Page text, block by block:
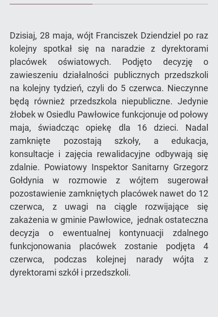
Dzisiaj, 28 maja, wójt Franciszek Dziendziel po raz
kolejny spotkał się na naradzie z dyrektorami
placówek oświatowych. Podjęto decyzję o
zawieszeniu działalności publicznych przedszkoli
na kolejny tydzień, czyli do 5 czerwca. Nieczynne
będą również przedszkola niepubliczne. Jedynie
żłobek w Osiedlu Pawłowice funkcjonuje od połowy
maja, świadcząc opiekę dla 16 dzieci. Nadal
zamknięte pozostają szkoły, a edukacja,
konsultacje i zajęcia rewalidacyjne odbywają się
zdalnie. Powiatowy Inspektor Sanitarny Grzegorz
Gołdynia w rozmowie z wójtem sugerował
pozostawienie zamkniętych placówek nawet do 12
czerwca, z uwagi na ciągle rozwijające się
zakażenia w gminie Pawłowice, jednak ostateczna
decyzja o ewentualnej kontynuacji zdalnego
funkcjonowania placówek zostanie podjęta 4
czerwca, podczas kolejnej narady wójta z
dyrektorami szkół i przedszkoli.